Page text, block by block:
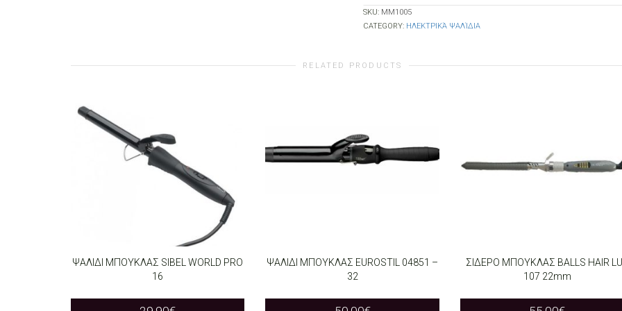
SKU: ΜΜ1005
CATEGORY: ΗΛΕΚΤΡΙΚΆ ΨΑΛΊΔΙΑ
RELATED PRODUCTS
ΨΑΛΙΔΙ ΜΠΟΥΚΛΑΣ SIBEL WORLD PRO
16
ΨΑΛΙΔΙ ΜΠΟΥΚΛΑΣ EUROSTIL 04851 –
32
ΣΙΔΕΡΟ ΜΠΟΥΚΛΑΣ BALLS HAIR
107 22mm